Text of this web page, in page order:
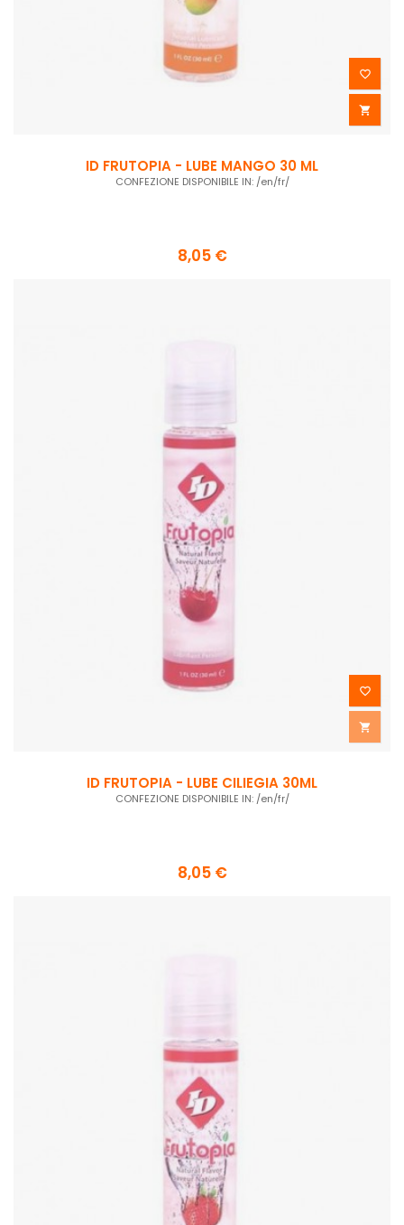


ID FRUTOPIA - LUBE MANGO 30 ML
CONFEZIONE DISPONIBILE IN: /en/fr/
8,05 €


ID FRUTOPIA - LUBE CILIEGIA 30ML
CONFEZIONE DISPONIBILE IN: /en/fr/
8,05 €